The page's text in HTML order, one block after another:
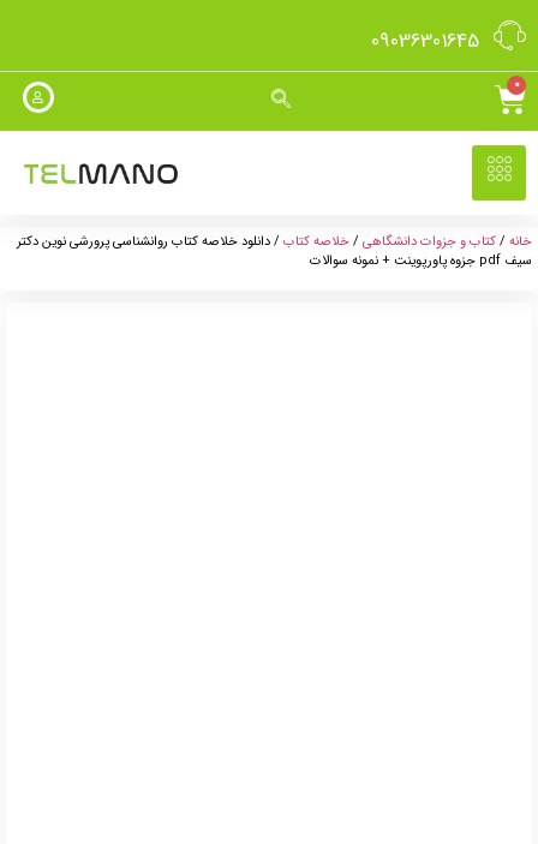
09036301645
0
خانه /کتاب و جزوات دانشگاهی /خلاصه کتاب / دانلود خلاصه کتاب روانشناسی پرورشی نوین دکتر
سیف pdf جزوه پاورپوینت + نمونه سوالات